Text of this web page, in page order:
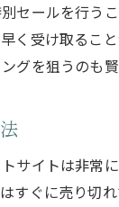
アウトレ
セールを行
く受け取るこ
グを狙うのも賢
サイトは非常
すぐに売り切